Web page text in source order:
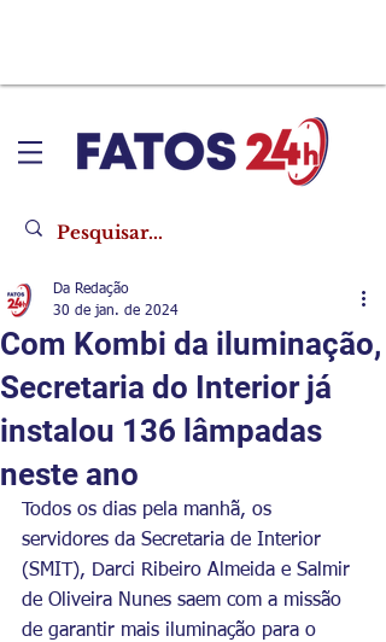
Com Kombi da iluminação,
Secretaria do Interior já
instalou 136 lâmpadas
neste ano
Da Redação
30 de jan. de 2024
Todos os dias pela manhã, os
servidores da Secretaria de Interior
(SMIT), Darci Ribeiro Almeida e Salmir
de Oliveira Nunes saem com a missão
de garantir mais iluminação para o